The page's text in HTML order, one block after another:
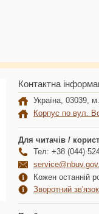
Контактна
Україна, 03039,
Корпус по вул.
Для читачів /
Тел: +38 (044)
Кожен останній
Зворотний зв'язок